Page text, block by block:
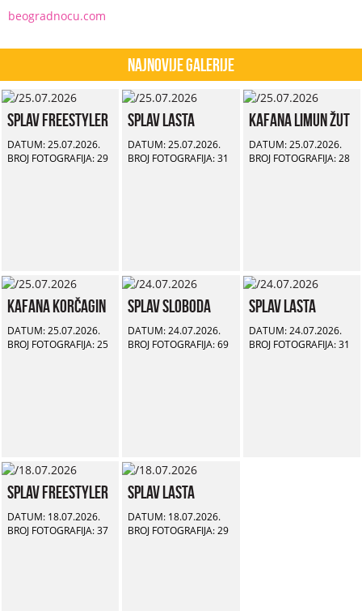
beogradnocu.com
Najnovije Galerije
Splav Freestyler
DATUM: 25.07.2026.
BROJ FOTOGRAFIJA: 29
Splav Lasta
DATUM: 25.07.2026.
BROJ FOTOGRAFIJA: 31
Kafana Limun Žut
DATUM: 25.07.2026.
BROJ FOTOGRAFIJA: 28
Kafana Korčagin
DATUM: 25.07.2026.
BROJ FOTOGRAFIJA: 25
Splav Sloboda
DATUM: 24.07.2026.
BROJ FOTOGRAFIJA: 69
Splav Lasta
DATUM: 24.07.2026.
BROJ FOTOGRAFIJA: 31
Splav Freestyler
DATUM: 18.07.2026.
BROJ FOTOGRAFIJA: 37
Splav Lasta
DATUM: 18.07.2026.
BROJ FOTOGRAFIJA: 29